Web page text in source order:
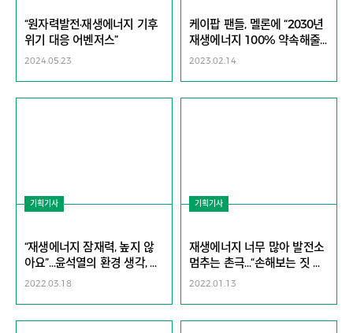
“원자력발전·재생에너지 기후
위기 대응 어벤저스”
2024.05.23
케이팝 팬들, 멜론에 “2030년
재생에너지 100% 약속해줄
래" 공개 제안
2023.02.14
기획기사
“재생에너지 잠재력, 높지 않
아요”…윤석열의 환경 생각, 팩
트일까? [지구, 뭐래?]
2022.03.18
기획기사
재생에너지 너무 많아 발전소
멈추는 촌극…“손해보는 짓 멈
춰야죠” [지구, 뭐래?]
2022.01.13